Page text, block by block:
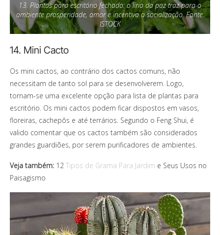
13. Plantas para escritório fechado: o lírio da paz traz para o
ambiente prosperidade, amor e incentiva a socialização. Fonte:
ISTOCK
14. Mini Cacto
Os mini cactos, ao contrário dos cactos comuns, não
necessitam de tanto sol para se desenvolverem. Logo,
tornam-se uma excelente opção para lista de plantas para
escritório. Os mini cactos podem ficar dispostos em vasos,
floreiras, cachepôs e até terrários. Segundo o Feng Shui, é
valido comentar que os cactos também são considerados
grandes guardiões, por serem purificadores de ambientes.
Veja também: 12 Tipos de Grama Para Jardim e Seus Usos no
Paisagismo